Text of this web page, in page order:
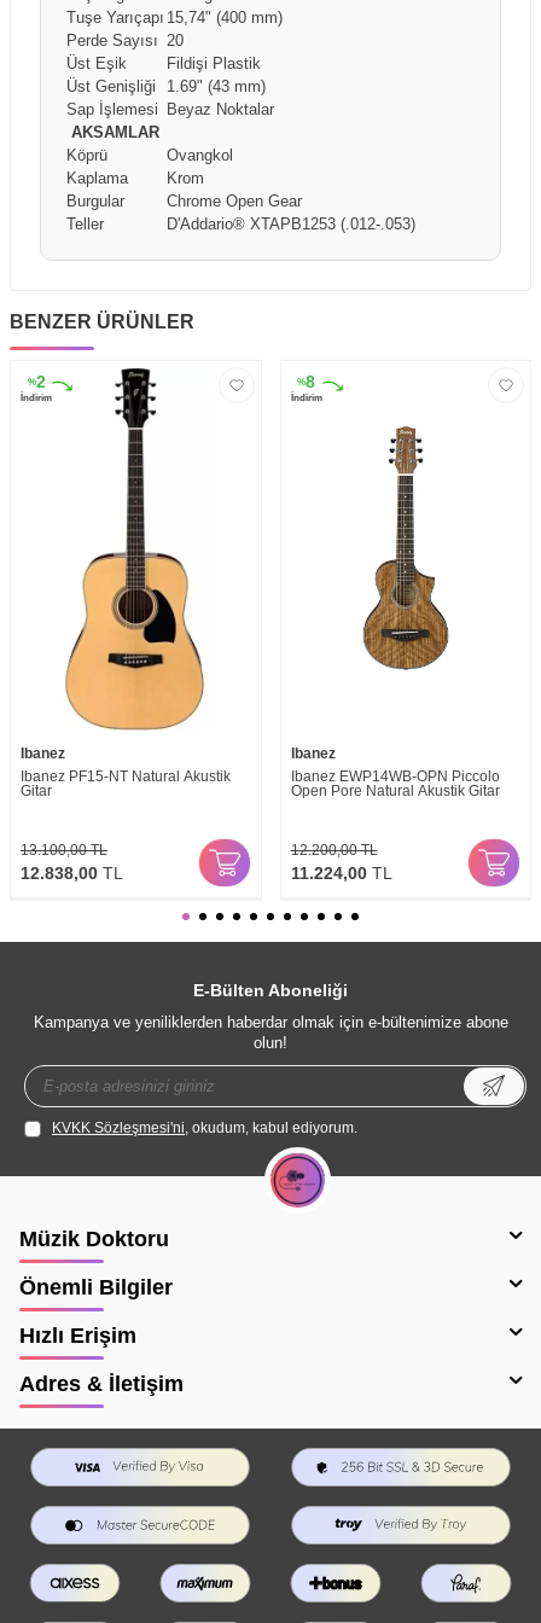
Tuşe Yarıçapı 15,74" (400 mm)
Perde Sayısı 20
Üst Eşik
Fildişi Plastik
Üst Genişliği
1.69" (43 mm)
Sap İşlemesi
Beyaz Noktalar
AKSAMLAR
Köprü
Ovangkol
Kaplama
Krom
Burgular
Chrome Open Gear
Teller
D'Addario® XTAPB1253 (.012-.053)
BENZER ÜRÜNLER
%2
İndirim
Ibanez
Ibanez PF15-NT Natural Akustik
Gitar
13.100,00TL
12.838,00 TL
%8
İndirim
Ibanez
Ibanez EWP14WB-OPN Piccolo
Open Pore Natural Akustik Gitar
12.200,00TL
11.224,00TL
E-Bülten Aboneliği
Kampanya ve yeniliklerden haberdar olmak için e-bültenimize abone
olun!
KVKK Sözleşmesi'ni, okudum, kabul ediyorum.
Müzik Doktoru
Önemli Bilgiler
Hızlı Erişim
Adres & İletişim